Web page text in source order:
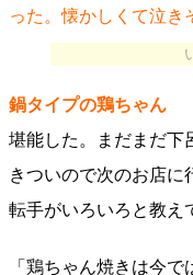
った。懐かしくて泣き
鍋タイプの鶏ちゃん
堪能した。まだまだ下
きついので次のお店に
転手がいろいろと教え
「鶏ちゃん焼きは今